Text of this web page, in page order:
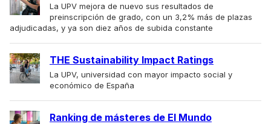
La UPV mejora de nuevo sus resultados de
preinscripción de grado, con un 3,2% más de plazas
adjudicadas, y ya son diez años de subida constante
THE Sustainability Impact Ratings
La UPV, universidad con mayor impacto social y
económico de España
Ranking de másteres de El Mundo